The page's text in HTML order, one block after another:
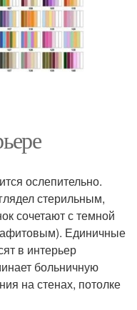
ослепительно.
стерильным,
сочетают с темной
Единичные
в интерьер
больничную
на стенах, потолке